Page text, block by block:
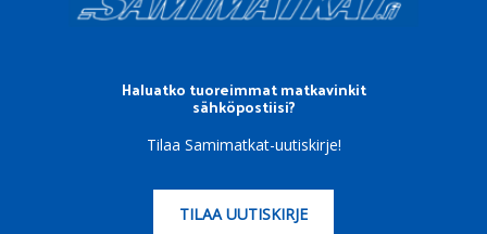
Haluatko tuoreimmat matkavinkit
sähköpostiisi?
Tilaa Samimatkat-uutiskirje!
TILAA UUTISKIRJE